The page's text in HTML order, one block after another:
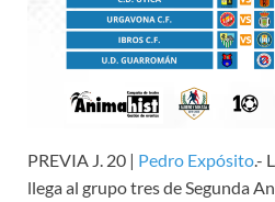
PREVIA J. 20 | Pedro Expósito.-
llega al grupo tres de Segunda